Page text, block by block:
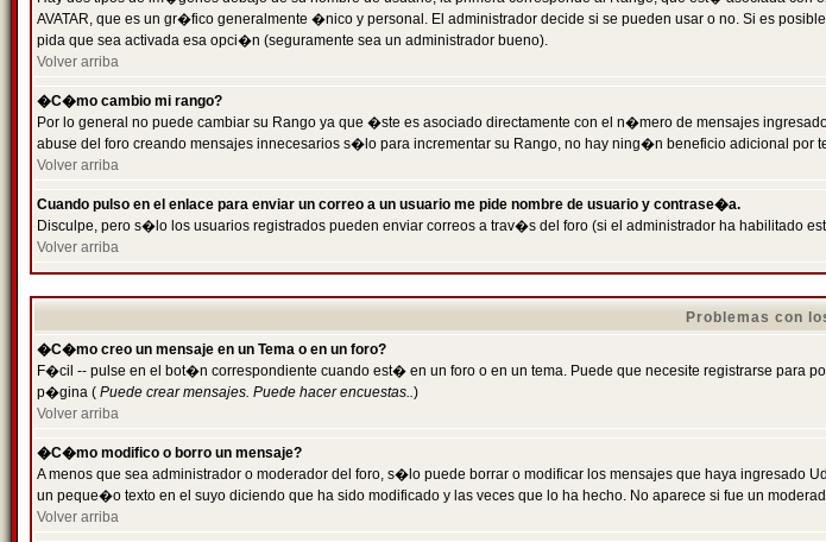
AVATAR, que es un gr�fico generalmente �nico y personal. El administrador decide si se pueden usar o no. Si es
pida que sea activada esa opci�n (seguramente sea un administrador bueno).
Volver arriba
�C�mo cambio mi rango?
Por lo general no puede cambiar su Rango ya que �ste es asociado directamente con el n�mero de mensajes
abuse del foro creando mensajes innecesarios s�lo para incrementar su Rango, no hay ning�n beneficio adicional por
Volver arriba
Cuando pulso en el enlace para enviar un correo a un usuario me pide nombre de usuario y contrase�a.
Disculpe, pero s�lo los usuarios registrados pueden enviar correos a trav�s del foro (si el administrador ha habilitado
Volver arriba
Problemas con
�C�mo creo un mensaje en un Tema o en un foro?
F�cil -- pulse en el bot�n correspondiente cuando est� en un foro o en un tema. Puede que necesite registrarse para
p�gina ( Puede crear mensajes. Puede hacer encuestas..)
Volver arriba
�C�mo modifico o borro un mensaje?
A menos que sea administrador o moderador del foro, s�lo puede borrar o modificar los mensajes que haya ingresado
un peque�o texto en el suyo diciendo que ha sido modificado y las veces que lo ha hecho. No aparece si fue un
Volver arriba